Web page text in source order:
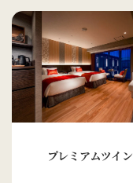
プレミアムツイン